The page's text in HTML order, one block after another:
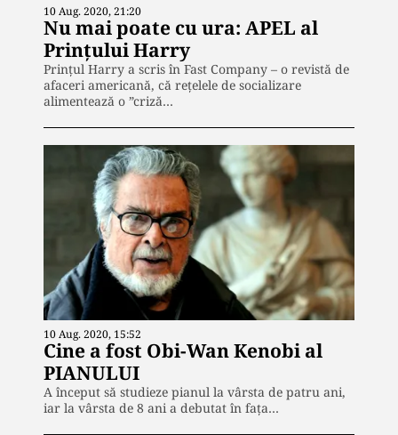
10 Aug. 2020, 21:20
Nu mai poate cu ura: APEL al
Prinţului Harry
Prințul Harry a scris în Fast Company – o revistă de
afaceri americană, că reţelele de socializare
alimentează o ”criză…
10 Aug. 2020, 15:52
Cine a fost Obi-Wan Kenobi al
PIANULUI
A început să studieze pianul la vârsta de patru ani,
iar la vârsta de 8 ani a debutat în faţa…